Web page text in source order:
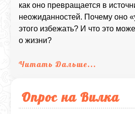
как оно превращается в
неожиданностей. Почему оно
этого избежать? И что это
о жизни?
Читать Дальше...
Опрос на Вилка